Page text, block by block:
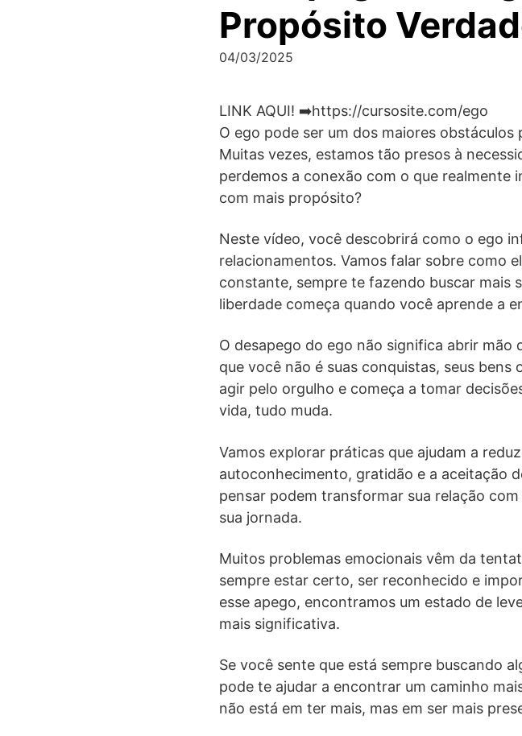
Propósito
04/03/2025
LINK AQUI! ➡️https://cursosite.com/ego
O ego pode ser um dos maiores
Muitas vezes, estamos tão presos à
perdemos a conexão com o que realmente
com mais propósito?
Neste vídeo, você descobrirá como o ego
relacionamentos. Vamos falar sobre como
constante, sempre te fazendo buscar mais
liberdade começa quando você aprende a
O desapego do ego não significa abrir mão
que você não é suas conquistas, seus
agir pelo orgulho e começa a tomar
vida, tudo muda.
Vamos explorar práticas que ajudam a
autoconhecimento, gratidão e a aceitação
pensar podem transformar sua relação
sua jornada.
Muitos problemas emocionais vêm da
sempre estar certo, ser reconhecido e
esse apego, encontramos um estado de
mais significativa.
Se você sente que está sempre buscando
pode te ajudar a encontrar um caminho
não está em ter mais, mas em ser mais